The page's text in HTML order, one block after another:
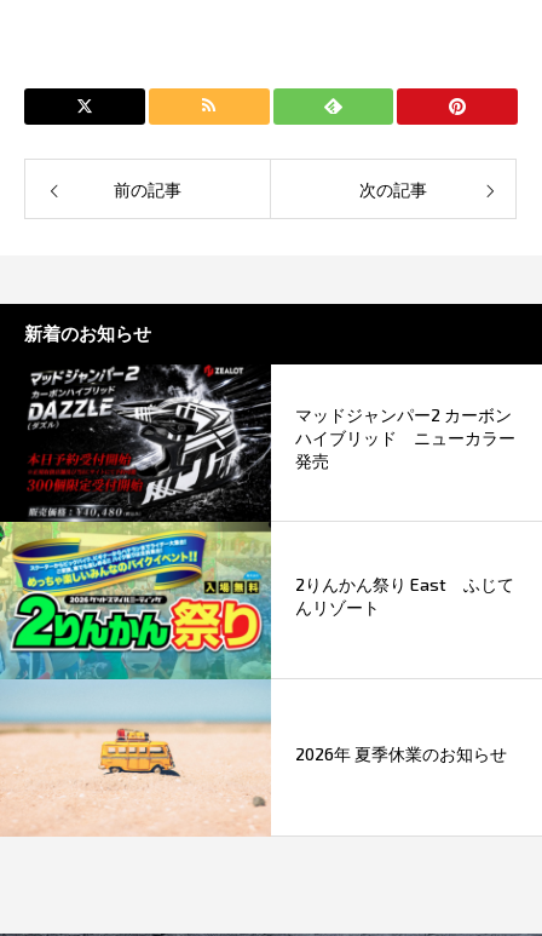
前の記事 次の記事
新着のお知らせ
マッドジャンパー2 カーボン
ハイブリッド ニューカラー
発売
2りんかん祭り East ふじて
んリゾート
2026年 夏季休業のお知らせ